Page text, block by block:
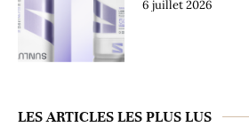
6 juillet 2026
LES ARTICLES LES PLUS LUS